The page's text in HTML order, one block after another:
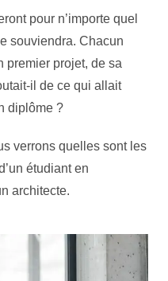
pour n’importe quel
souviendra. Chacun
premier projet, de sa
il de ce qui allait
diplôme ?
verrons quelles sont les
étudiant en
architecte.